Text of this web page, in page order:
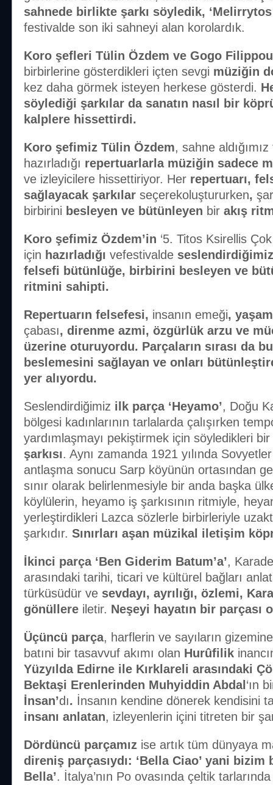
sahnede birlikte şarkı söyledik,
festivalde son iki sahneyi alan korolardık.
Koro şefleri Tülin Özdem ve Gogo
birbirlerine gösterdikleri içten sevgi müziğin
kez daha görmek isteyen herkese gösterdi.
söylediği şarkılar da sanatın nasıl bir
kalplere hissettirdi.
Koro şefimiz Tülin Özdem, sahne
hazırladığı repertuarlarla müziğin sadece
ve izleyicilere hissettiriyor. Her repertuarı,
sağlayacak şarkılar seçerekoluştururken,
birbirini besleyen ve bütünleyen bir akış
Koro şefimiz Özdem’in ‘5. Titos Ksirellis
için hazırladığı vefestivalde
felsefi bütünlüğe, birbirini besleyen ve
ritmini sahipti.
Repertuarın felsefesi, insanın emeği,
çabası, direnme azmi, özgürlük arzu ve
üzerine oturuyordu. Parçaların sırası da
beslemesini sağlayan ve onları
yer alıyordu.
Seslendirdiğimiz ilk parça ‘Heyamo’, Doğu
bölgesi kadınlarının tarlalarda çalışırken
yardımlaşmayı pekiştirmek için söyledikleri
şarkısı. Aynı zamanda 1921 yılında
antlaşma sonucu Sarp köyünün ortasından
sınır olarak belirlenmesiyle bir anda başka
köylülerin, heyamo iş şarkısının ritmiyle,
yerleştirdikleri Lazca sözlerle birbirleriyle
şarkıdır. Sınırları aşan müzikal iletişim
İkinci parça ‘Ben Giderim Batum’a’,
arasındaki tarihi, ticari ve kültürel bağları
türküsüdür ve sevdayı, ayrılığı, özlemi,
gönüllere iletir. Neşeyi hayatın bir parçası
Üçüncü parça, harflerin ve sayıların
batıni bir tasavvuf akımı olan Hurûfilik
Yüzyılda Edirne ile Kırklareli arasındaki
Bektaşi Erenlerinden Muhyiddin Abdal ‘ın
İnsan’dı. İnsanın kendine dönerek kendisini
insanı anlatan, izleyenlerin içini titreten bir
Dördüncü parçamız ise artık tüm dünyaya
direniş parçasıydı: ‘Bella Ciao’ yani bizim
Bella’. İtalya’nın Po ovasında çeltik